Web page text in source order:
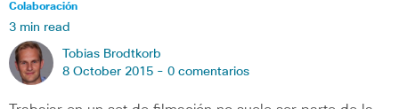
Colaboración
3 min read
Tobias Brodtkorb
8 October 2015 - 0 comentarios